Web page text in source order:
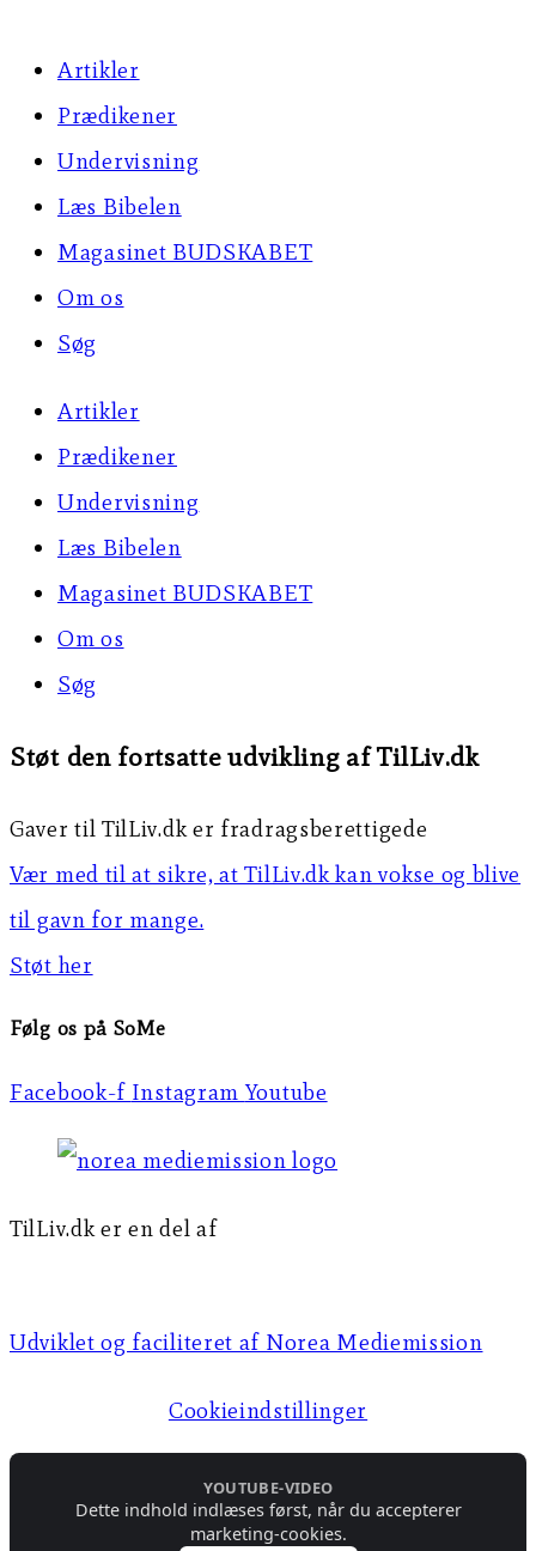
Artikler
Prædikener
Undervisning
Læs Bibelen
Magasinet BUDSKABET
Om os
Søg
Artikler
Prædikener
Undervisning
Læs Bibelen
Magasinet BUDSKABET
Om os
Søg
Støt den fortsatte udvikling af TilLiv.dk
Gaver til TilLiv.dk er fradragsberettigede
Vær med til at sikre, at TilLiv.dk kan vokse og blive
til gavn for mange.
Støt her
Følg os på SoMe
Facebook-f Instagram Youtube
TilLiv.dk er en del af
Udviklet og faciliteret af Norea Mediemission​​
Cookieindstillinger